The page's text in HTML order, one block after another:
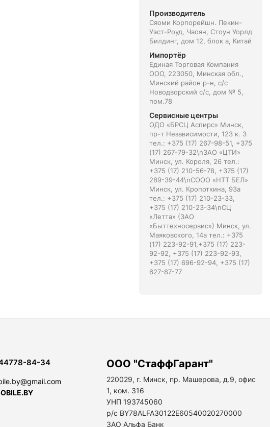
Производитель
Сяоми Корпорейшн. Пекин-
Уэст-Роуд, Чаоян, Стоун Уорлд
Билдинг, дом 12, блок а, Китай
Импортёр
Единая Торговая Компания
ООО, 223050, Минская обл.,
Минский район р-н, с/с
Новодворский с/с, дом № 5,
пом.78
Сервисные центры
ОДО «БРСЦ Аспирс» Минск,
пр-т Независимости, 123 к. 3
тел.: +375 (17) 267-98-51, +375
(17) 267-79-32\nЗАО «ЦТИ»
Минск, ул. Короля, 26 тел.:
+375 (17) 210-56-78, +375 (17)
289-39-44\nСООО «НТТ БЕЛ»
Минск, ул. Кропоткина, 93а
тел.: +375 (17) 210-23-33,
+375 (17) 210-23-34\nСЦ
«Летта» (ЗАО
«Быттехносервис») Минск, ул.
Маяковского, 14а тел.: +375
(17) 223-92-91,+375 (17) 223-
92-92, +375 (17) 223-92-93,
+375 (17) 696-92-94, +375 (17)
627-87-77
84-34 ООО "СтаффГарант"
220029, г. Минск, пр. Машерова, д.9, офис
1, ком. 316
УНП 193745060
р/с BY78ALFA30122E60540020270000
ЗАО Альфа Банк